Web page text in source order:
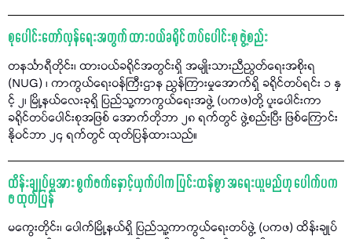
စုပေါင်းတော်လှန်ရေးအတွက် ထားဝယ်ခရိုင် တပ်ပေါင်းစု ဖွဲ့စည်း
တနင်္သာရီတိုင်း၊ ထားဝယ်ခရိုင်အတွင်းရှိ အမျိုးသားညီညွတ်ရေးအစိုးရ
(NUG) ၊ ကာကွယ်ရေးဝန်ကြီးဌာန ညွှန်ကြားမှုအောက်ရှိ ခရိုင်တပ်ရင်း ၁ နှ
င့် ၂၊ မြို့နယ်လေးခုရှိ ပြည်သူ့ကာကွယ်ရေးအဖွဲ့ (ပကဖ)တို့ ပူးပေါင်းကာ
ခရိုင်တပ်ပေါင်းစုအဖြစ် အောက်တိုဘာ ၂၈ ရက်တွင် ဖွဲ့စည်းပြီး ဖြစ်ကြောင်း
နိုဝင်ဘာ ၂၄ ရက်တွင် ထုတ်ပြန်ထားသည်။
ထိန်းချုပ်မှုအား စွက်ဖက်နှောင့်ယှက်ပါက ပြင်းထန်စွာ အရေးယူမည်ဟု ပေါက်ပက
ဖ ထုတ်ပြန်
မကွေးတိုင်း၊ ပေါက်မြို့နယ်ရှိ ပြည်သူ့ကာကွယ်ရေးတပ်ဖွဲ့ (ပကဖ) ထိန်းချုပ်